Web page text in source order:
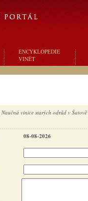
ENCYKLOPEDIE
VINĚT
Naučná vinice starých odrůd v Šatově
08-08-2026